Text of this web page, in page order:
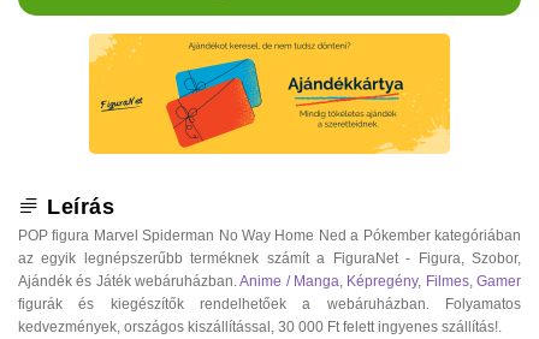
Leírás
POP figura Marvel Spiderman No Way Home Ned a Pókember kategóriában
az egyik legnépszerűbb terméknek számít a FiguraNet - Figura, Szobor,
Ajándék és Játék webáruházban.Anime / Manga Képregény, Filmes,Gamer
figurák és kiegészítők rendelhetőek a webáruházban. Folyamatos
kedvezmények, országos kiszállítással, 30 000 Ft felett ingyenes szállítás!.